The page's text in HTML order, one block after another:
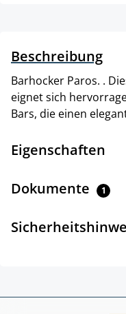
Beschreibung
Barhocker Paros. .
eignet sich
Bars, die einen
Eigenschaften
Dokumente 1